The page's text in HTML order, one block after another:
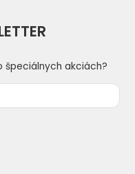
špeciálnych akciách?